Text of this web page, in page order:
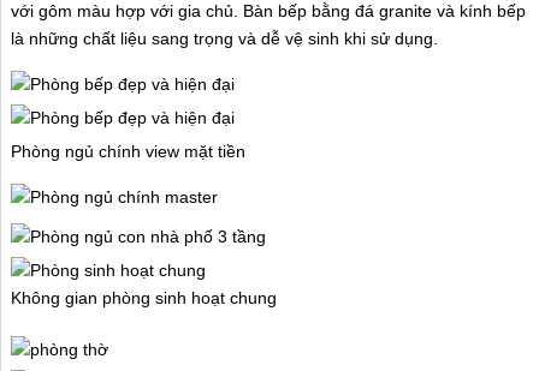
với gôm màu hợp với gia chủ. Bàn bếp bằng đá granite và kính bếp
là những chất liệu sang trọng và dễ vệ sinh khi sử dụng.
Phòng ngủ chính view mặt tiền
Không gian phòng sinh hoạt chung